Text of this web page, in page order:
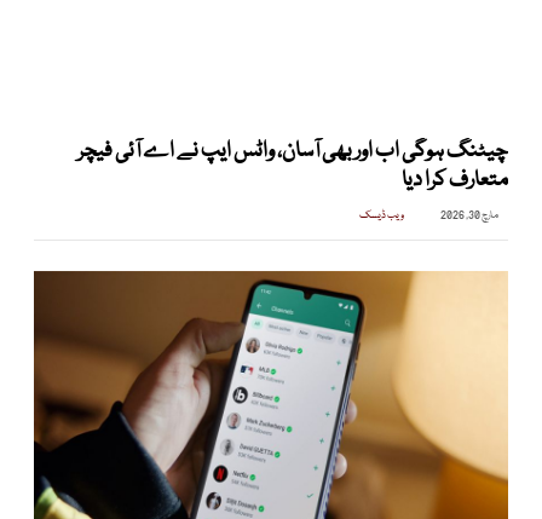
چیٹنگ ہوگی اب اور بھی آسان، واٹس ایپ نے اے آئی فیچر
متعارف کرا دیا
مارچ 30, 2026 ویب ڈیسک